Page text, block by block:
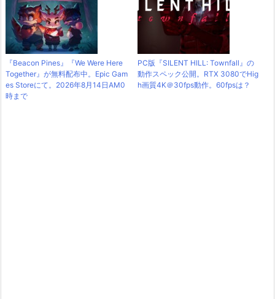
『Beacon Pines』『We Were Here
Together』が無料配布中。Epic Gam
es Storeにて。2026年8月14日AM0
時まで
PC版『SILENT HILL: Townfall』の
動作スペック公開。RTX 3080でHig
h画質4K＠30fps動作。60fpsは？